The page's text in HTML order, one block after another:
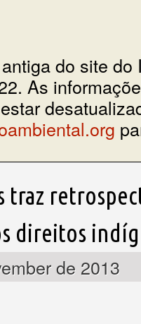
do site do
As
traz
direitos
de 2013